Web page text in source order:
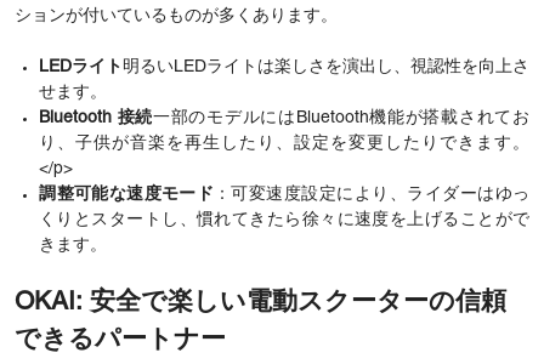
ションが付いているものが多くあります。
LEDライト 明るいLEDライトは楽しさを演出し、視認性を向上さ
せます。
Bluetooth 接続一部のモデルにはBluetooth機能が搭載されてお
り、子供が音楽を再生したり、設定を変更したりできます。
</p>
調整可能な速度モード ：可変速度設定により、ライダーはゆっ
くりとスタートし、慣れてきたら徐々に速度を上げることがで
きます。
OKAI: 安全で楽しい電動スクーターの信頼
できるパートナー